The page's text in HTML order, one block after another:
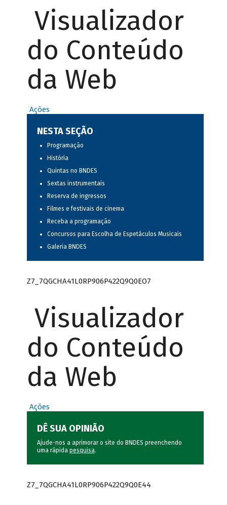
Visualizador
do Conteúdo
da Web
Ações
NESTA SEÇÃO
Programação
História
Quintas no BNDES
Sextas instrumentais
Reserva de ingressos
Filmes e festivais de cinema
Receba a programação
Concursos para Escolha de Espetáculos Musicais
Galeria BNDES
Z7_7QGCHA41L0RP906P422Q9Q0EO7
Visualizador
do Conteúdo
da Web
Ações
DÊ SUA OPINIÃO
Ajude-nos a aprimorar o site do BNDES preenchendo
uma rápida pesquisa.
Z7_7QGCHA41L0RP906P422Q9Q0E44